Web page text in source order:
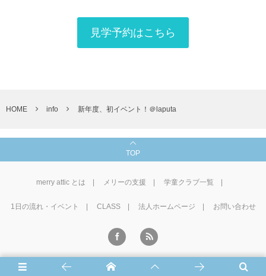
見学予約はこちら
HOME info 新年度、初イベント！＠laputa
TOP
merry attic とは メリーの支援 学童クラブ一覧
1⽇の流れ・イベント CLASS 法人ホームページ お問い合わせ
2016 - 2026 学童CLUB merry attic